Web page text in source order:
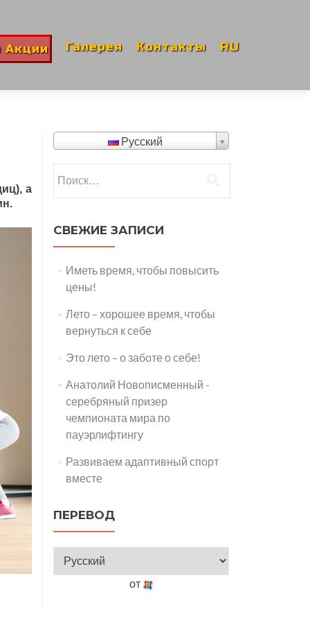
Акции Галерея Контакты RU
а
Русский
СВЕЖИЕ ЗАПИСИ
Иметь время, чтобы повысить
цены!
Лето – хорошее время, чтобы
вернуться к себе
Это лето – о заботе о себе!
Анатолий Новописменный -
серебряный призер
чемпионата мира по
пауэрлифтингу
Развиваем адаптивный спорт
вместе
ПЕРЕВОД
от